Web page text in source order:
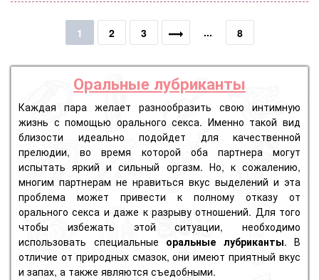
1 2 3 ... 8
Оральные лубриканты
Каждая пара желает разнообразить свою интимную
жизнь с помощью орального секса. Именно такой вид
близости идеально подойдет для качественной
прелюдии, во время которой оба партнера могут
испытать яркий и сильный оргазм. Но, к сожалению,
многим партнерам не нравиться вкус выделений и эта
проблема может привести к полному отказу от
орального секса и даже к разрыву отношений. Для того
чтобы избежать этой ситуации, необходимо
использовать специальные оральные лубриканты. В
отличие от природных смазок, они имеют приятный вкус
и запах, а также являются съедобными.